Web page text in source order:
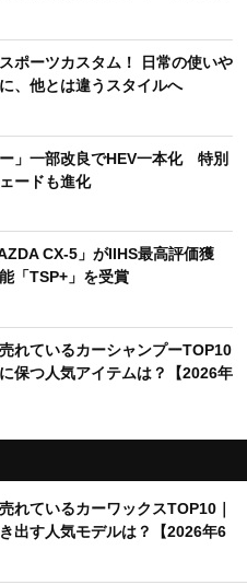
ポーツカスタム！ 日常の使いや
、他とは違うスタイルへ
」一部改良でHEV一本化 特別
ードも進化
CX-5」がIIHS最高評価獲
「TSP+」を受賞
売れているカーシャンプーTOP10
に保つ人気アイテムは？【2026年
れているカーワックスTOP10｜
出す人気モデルは？【2026年6